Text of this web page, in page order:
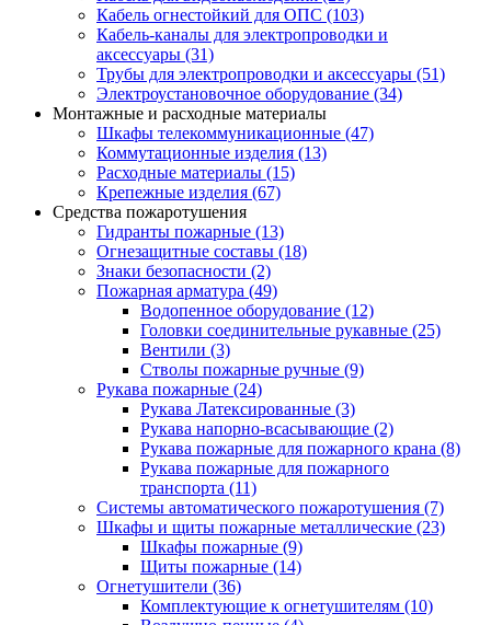
Кабель огнестойкий для ОПС (103)
Кабель-каналы для электропроводки и
аксессуары (31)
Трубы для электропроводки и аксессуары (51)
Электроустановочное оборудование (34)
Монтажные и расходные материалы
Шкафы телекоммуникационные (47)
Коммутационные изделия (13)
Расходные материалы (15)
Крепежные изделия (67)
Средства пожаротушения
Гидранты пожарные (13)
Огнезащитные составы (18)
Знаки безопасности (2)
Пожарная арматура (49)
Водопенное оборудование (12)
Головки соединительные рукавные (25)
Вентили (3)
Стволы пожарные ручные (9)
Рукава пожарные (24)
Рукава Латексированные (3)
Рукава напорно-всасывающие (2)
Рукава пожарные для пожарного крана (8)
Рукава пожарные для пожарного
транспорта (11)
Системы автоматического пожаротушения (7)
Шкафы и щиты пожарные металлические (23)
Шкафы пожарные (9)
Щиты пожарные (14)
Огнетушители (36)
Комплектующие к огнетушителям (10)